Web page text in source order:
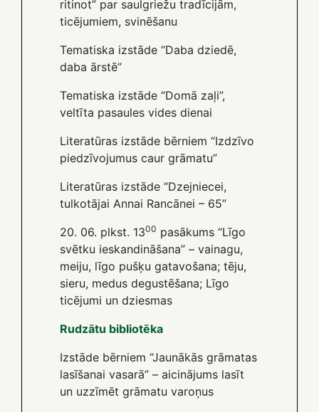
ritinot” par saulgriežu tradīcijām,
ticējumiem, svinēšanu
Tematiska izstāde “Daba dziedē,
daba ārstē”
Tematiska izstāde “Domā zaļi”,
veltīta pasaules vides dienai
Literatūras izstāde bērniem “Izdzīvo
piedzīvojumus caur grāmatu”
Literatūras izstāde “Dzejniecei,
tulkotājai Annai Rancānei – 65”
20. 06. plkst. 1300 pasākums “Līgo
svētku ieskandināšana” – vainagu,
meiju, līgo pušķu gatavošana; tēju,
sieru, medus degustēšana; Līgo
ticējumi un dziesmas
Rudzātu bibliotēka
Izstāde bērniem “Jaunākās grāmatas
lasīšanai vasarā” – aicinājums lasīt
un uzzīmēt grāmatu varoņus